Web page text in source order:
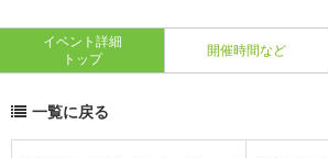
イベント詳細
トップ
開催時間など
一覧に戻る